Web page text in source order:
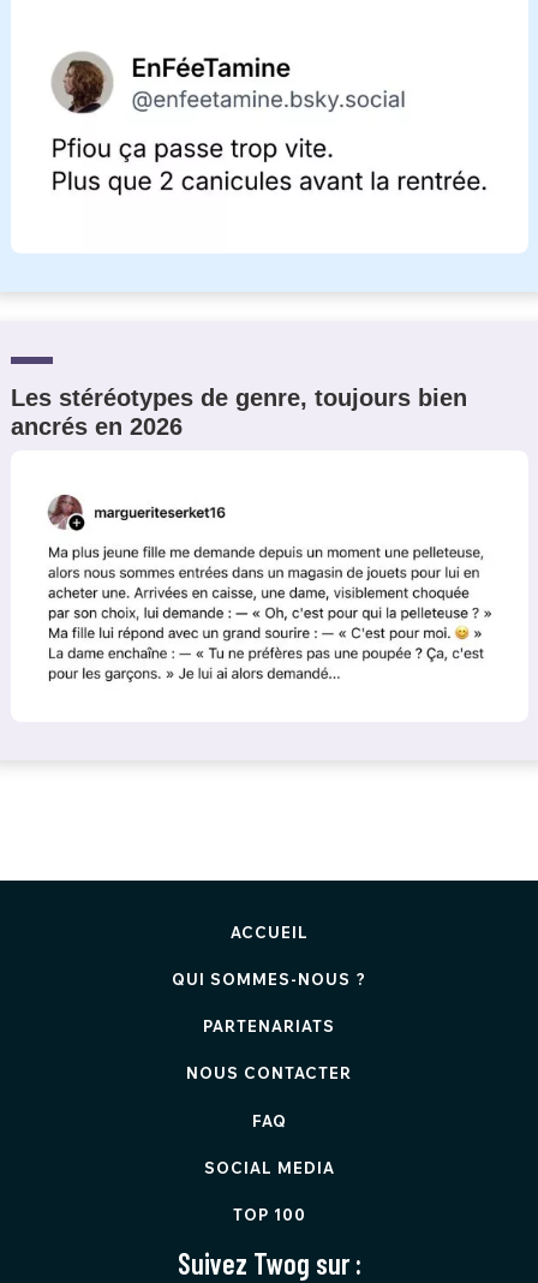
Les stéréotypes de genre, toujours bien
ancrés en 2026
ACCUEIL
QUI SOMMES-NOUS ?
PARTENARIATS
NOUS CONTACTER
FAQ
SOCIAL MEDIA
TOP 100
Suivez Twog sur :